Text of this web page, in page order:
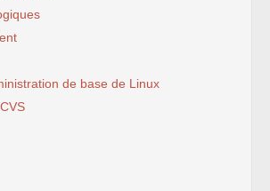
de base de Linux